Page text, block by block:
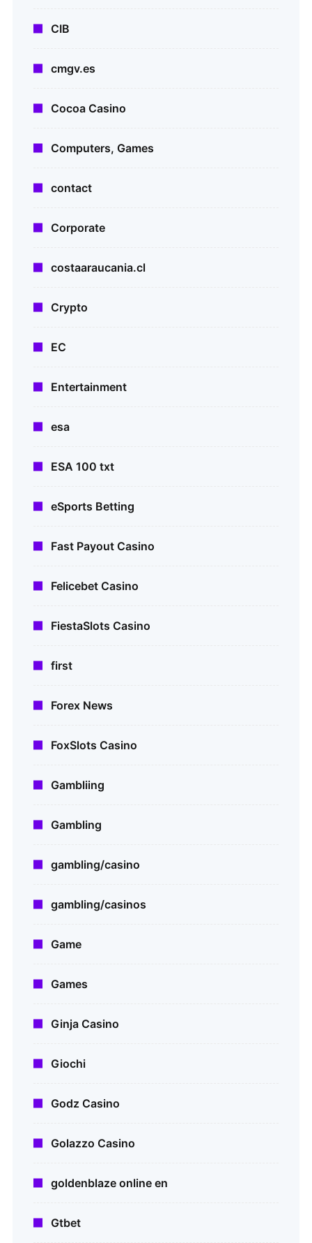
CIB
cmgv.es
Cocoa Casino
Computers, Games
contact
Corporate
costaaraucania.cl
Crypto
EC
Entertainment
esa
ESA 100 txt
eSports Betting
Fast Payout Casino
Felicebet Casino
FiestaSlots Casino
first
Forex News
FoxSlots Casino
Gambliing
Gambling
gambling/casino
gambling/casinos
Game
Games
Ginja Casino
Giochi
Godz Casino
Golazzo Casino
goldenblaze online en
Gtbet